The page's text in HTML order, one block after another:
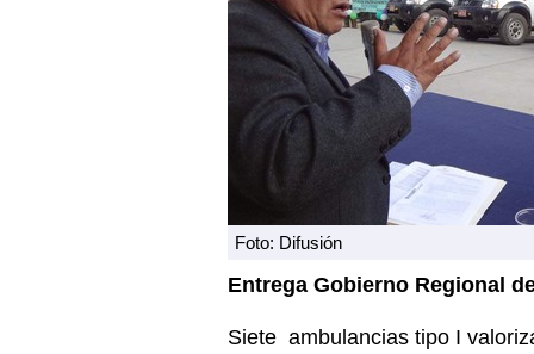
Foto: Difusión
Entrega Gobierno Regional
Siete ambulancias tipo I